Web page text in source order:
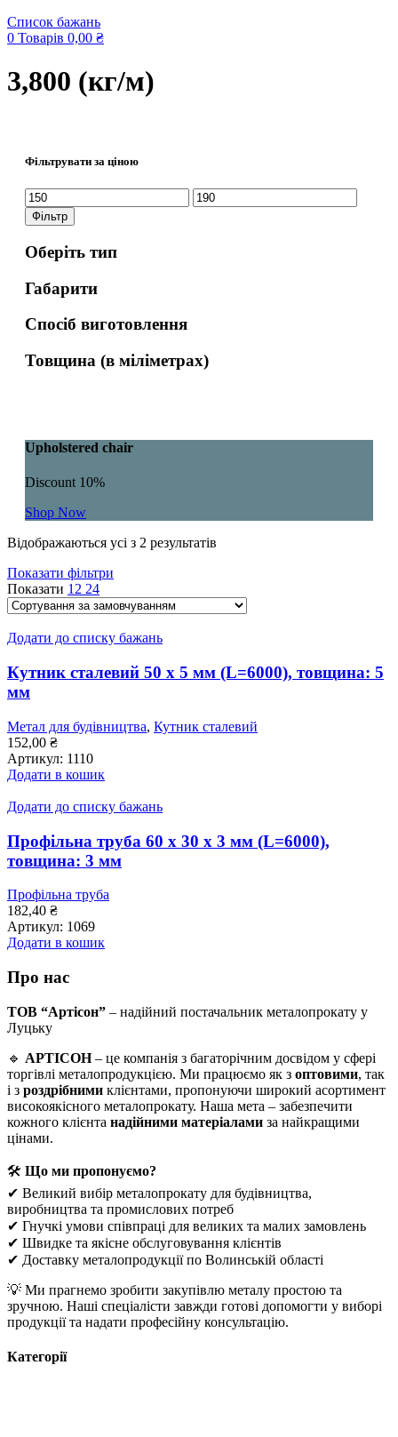
Список бажань
0 Товарів 0,00 ₴
3,800 (кг/м)
Фільтрувати за ціною
Мінімальна
ціна
Найбільша
ціна
Фільтр
Оберіть тип
Габарити
Спосіб виготовлення
Товщина (в міліметрах)
Upholstered chair
Discount 10%
Shop Now
Відображаються усі з 2 результатів
Показати фільтри
Показати 12 24
Додати до списку бажань
Кутник сталевий 50 x 5 мм (L=6000), товщина: 5
мм
Метал для будівництва, Кутник сталевий
152,00 ₴
Артикул: 1110
Додати в кошик
Додати до списку бажань
Профільна труба 60 x 30 x 3 мм (L=6000),
товщина: 3 мм
Профільна труба
182,40 ₴
Артикул: 1069
Додати в кошик
Про нас
ТОВ “Артісон” – надійний постачальник металопрокату у
Луцьку
🔹 АРТІСОН– це компанія з багаторічним досвідом у сфері
торгівлі металопродукцією. Ми працюємо як з оптовими, так
і з роздрібними клієнтами, пропонуючи широкий асортимент
високоякісного металопрокату. Наша мета – забезпечити
кожного клієнта надійними матеріалами за найкращими
цінами.
🛠 Що ми пропонуємо?
✔ Великий вибір металопрокату для будівництва,
виробництва та промислових потреб
✔ Гнучкі умови співпраці для великих та малих замовлень
✔ Швидке та якісне обслуговування клієнтів
✔ Доставку металопродукції по Волинській області
💡 Ми прагнемо зробити закупівлю металу простою та
зручною. Наші спеціалісти завжди готові допомогти у виборі
продукції та надати професійну консультацію.
Категорії